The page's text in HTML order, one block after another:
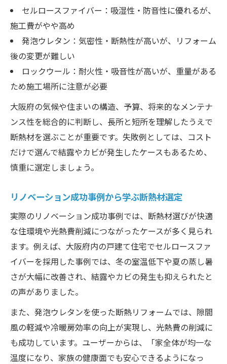
セルロースファイバー：吸湿性・防音性に優れるが、
施工費がやや高め
発泡ウレタン：気密性・断熱性が高いが、リフォーム
後の変更が難しい
ロックウール：耐火性・吸音性が高いが、重量がある
ため施工場所に注意が必要
大阪府の気候や住まいの構造、予算、将来的なメンテナ
ンス性を総合的に判断し、長所と短所を理解したうえで
断熱材を選ぶことが重要です。失敗例としては、コスト
だけで選んで結露やカビが発生したケースもあるため、
慎重に選定しましょう。
リノベーション成功事例から学ぶ断熱材選定
実際のリノベーション成功事例では、断熱材選びが快適
な住環境や光熱費削減につながったケースが多く見られ
ます。例えば、大阪府内の戸建て住宅でセルロースファ
イバーを採用した事例では、冬の室温低下や夏の蒸し暑
さが大幅に改善され、結露やカビの発生も抑えられたと
の声がありました。
また、発泡ウレタンを使った断熱リフォームでは、隙間
風の軽減や冷暖房効率の向上が実現し、光熱費の削減に
も成功しています。ユーザーからは、「家全体が均一な
温度になり、家族の健康面でも安心できるようになっ